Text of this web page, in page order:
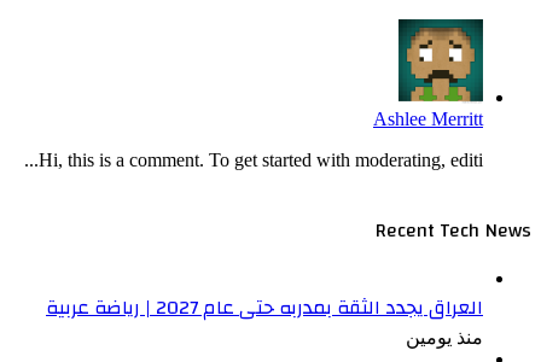
Ashlee Merritt
Hi, this is a comment. To get started with moderating, editi...
Recent Tech News
العراق يجدد الثقة بمدربه حتى عام 2027 | رياضة عربية
منذ يومين